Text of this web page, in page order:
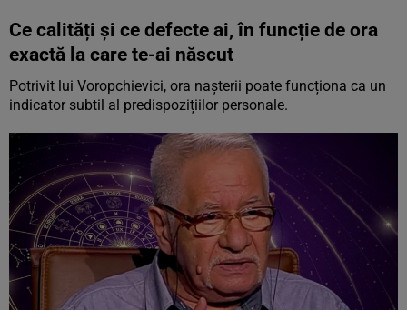
Ce calități și ce defecte ai, în funcție de ora
exactă la care te-ai născut
Potrivit lui Voropchievici, ora nașterii poate funcționa ca un
indicator subtil al predispozițiilor personale.